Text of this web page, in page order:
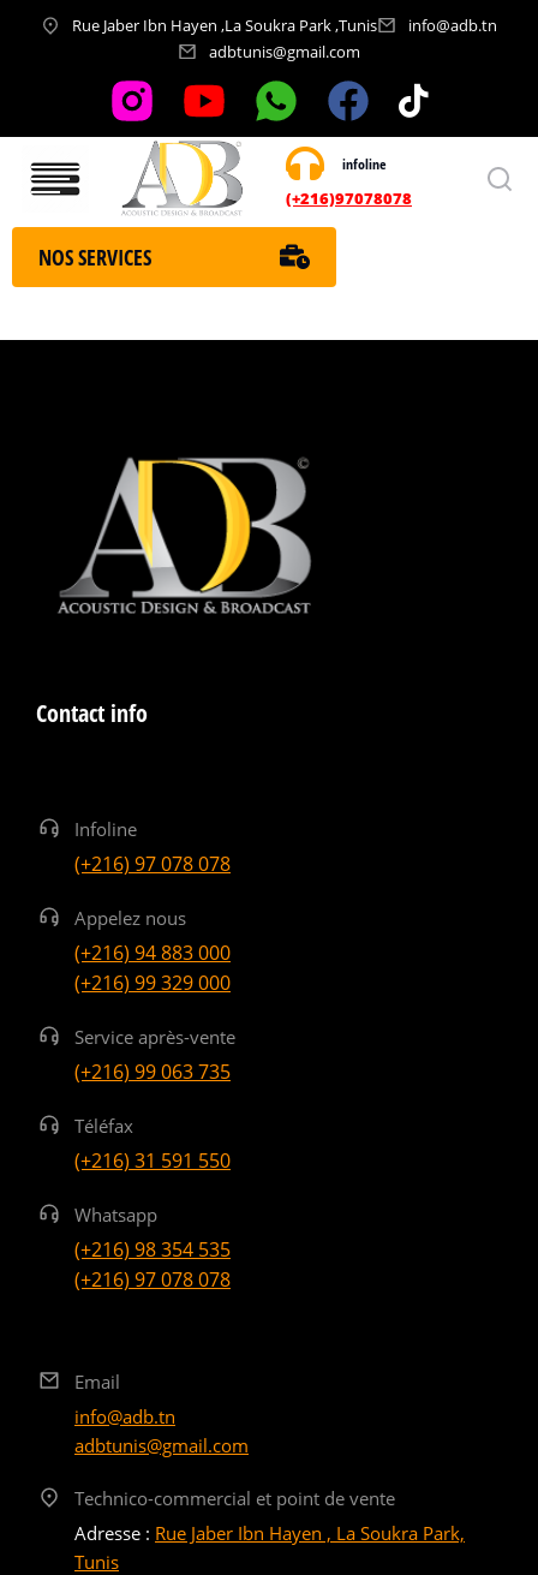
Rue Jaber Ibn Hayen ,La Soukra Park ,Tunis
info@adb.tn
adbtunis@gmail.com
infoline
(+216)97078078
Nos services
NOS SERVICES
Contact info
Infoline
(+216) 97 078 078
Appelez nous
(+216) 94 883 000
(+216) 99 329 000
Service après-vente
(+216) 99 063 735
Téléfax
(+216) 31 591 550
Whatsapp
(+216) 98 354 535
(+216) 97 078 078
Email
info@adb.tn
adbtunis@gmail.com
Technico-commercial et point de vente
Adresse : Rue Jaber Ibn Hayen , La Soukra Park,
Tunis